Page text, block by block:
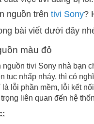
nguồn trên tivi Sony?
bài viết dưới đây
màu đỏ
nguồn tivi Sony nhà bạn
tục nhấp nháy, thì có
là lỗi phần mềm, lỗi kết
liên quan đến hệ